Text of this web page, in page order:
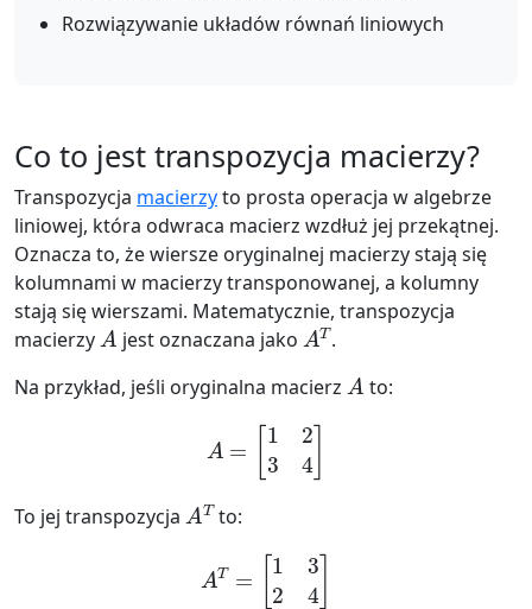
Rozwiązywanie układów równań liniowych
Co to jest transpozycja macierzy?
Transpozycja macierzyto prosta operacja w algebrze
liniowej, która odwraca macierz wzdłuż jej przekątnej.
Oznacza to, że wiersze oryginalnej macierzy stają się
kolumnami w macierzy transponowanej, a kolumny
stają się wierszami. Matematycznie, transpozycja
macierzy
A
jest oznaczana jako
AT
.
Na przykład, jeśli oryginalna macierz
A
to:
12 4]
To jej transpozycja
AT
to:
13 4]